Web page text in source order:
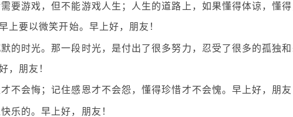
要游戏，但不能游戏人生；人生的道路上，如果懂得体谅，懂
上要以微笑开始。早上好，朋友！
的时光。那一段时光，是付出了很多努力，忍受了很多的孤独
，朋友！
不会悔；记住感恩才不会怨，懂得珍惜才不会愧。早上好，朋
乐的。早上好，朋友！